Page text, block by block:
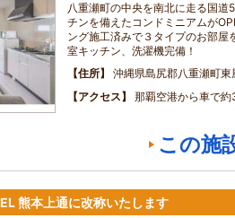
八重瀬町の中央を南北に走る国
チンを備えたコンドミニアムが
ング施工済みで３タイプのお部屋
室キッチン、洗濯機完備！
住所
沖縄県島尻郡八重瀬町
アクセス
那覇空港から車で
この施
熊本上通に改称いたします